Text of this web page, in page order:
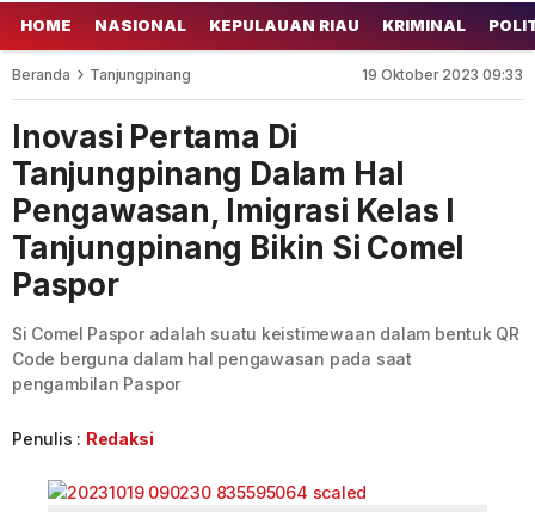
HOME NASIONAL KEPULAUAN RIAU KRIMINAL
Beranda Tanjungpinang 19 Oktober 2023 09:33
Inovasi Pertama Di
Tanjungpinang Dalam Hal
Pengawasan, Imigrasi Kelas I
Tanjungpinang Bikin Si Comel
Paspor
Si Comel Paspor adalah suatu keistimewaan dalam bentuk QR
Code berguna dalam hal pengawasan pada saat
pengambilan Paspor
Penulis : Redaksi